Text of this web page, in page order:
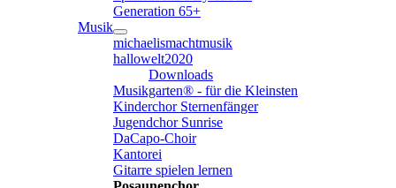
Generation 65+
Musik
michaelismachtmusik
hallowelt2020
Downloads
Musikgarten® - für die Kleinsten
Kinderchor Sternenfänger
Jugendchor Sunrise
DaCapo-Choir
Kantorei
Gitarre spielen lernen